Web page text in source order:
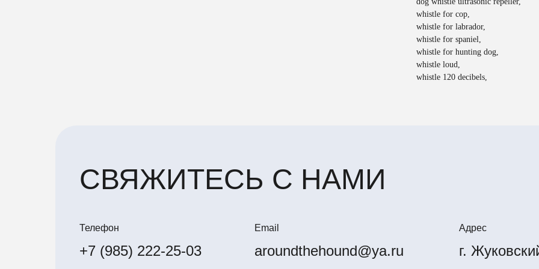
whistle for cop,
whistle for labrador,
whistle for spaniel,
whistle for hunting dog,
whistle loud,
whistle 120 decibels,
СВЯЖИТЕСЬ С НАМИ
Телефон Email Адрес
aroundthehound@ya.ru
+7 (985) 222-25-03 г.